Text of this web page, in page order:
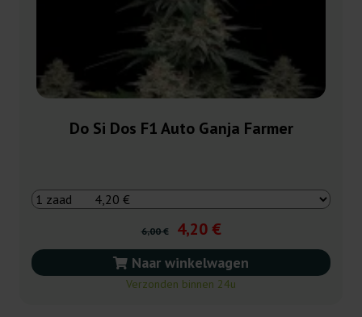
Do Si Dos F1 Auto Ganja Farmer
6,00 € 4,20 €
Naar winkelwagen
Verzonden binnen 24u